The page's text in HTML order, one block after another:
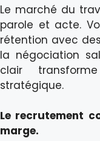
Le marché du
parole et acte.
rétention avec
la négociation
clair
stratégique.
Le recrutement
marge.